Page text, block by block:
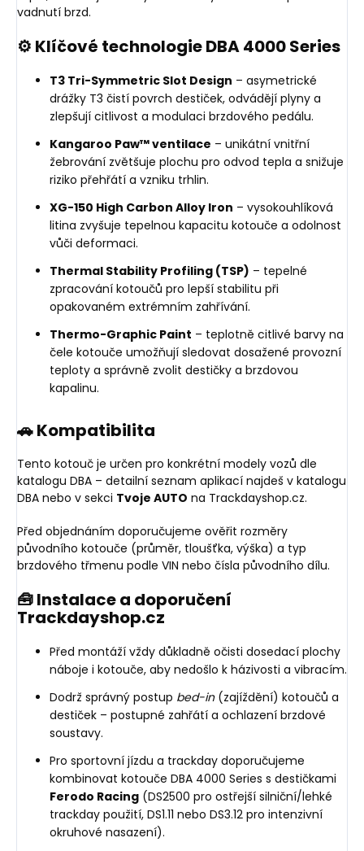
vadnutí brzd.
⚙️ Klíčové technologie DBA 4000 Series
T3 Tri-Symmetric Slot Design – asymetrické
drážky T3 čistí povrch destiček, odvádějí plyny a
zlepšují citlivost a modulaci brzdového pedálu.
Kangaroo Paw™ ventilace – unikátní vnitřní
žebrování zvětšuje plochu pro odvod tepla a snižuje
riziko přehřátí a vzniku trhlin.
XG-150 High Carbon Alloy Iron – vysokouhlíková
litina zvyšuje tepelnou kapacitu kotouče a odolnost
vůči deformaci.
Thermal Stability Profiling (TSP) – tepelné
zpracování kotoučů pro lepší stabilitu při
opakovaném extrémním zahřívání.
Thermo-Graphic Paint – teplotně citlivé barvy na
čele kotouče umožňují sledovat dosažené provozní
teploty a správně zvolit destičky a brzdovou
kapalinu.
🚗 Kompatibilita
Tento kotouč je určen pro konkrétní modely vozů dle
katalogu DBA – detailní seznam aplikací najdeš v katalogu
DBA nebo v sekci Tvoje AUTO na Trackdayshop.cz.
Před objednáním doporučujeme ověřit rozměry
původního kotouče (průměr, tloušťka, výška) a typ
brzdového třmenu podle VIN nebo čísla původního dílu.
🧰 Instalace a doporučení
Trackdayshop.cz
Před montáží vždy důkladně očisti dosedací plochy
náboje i kotouče, aby nedošlo k házivosti a vibracím.
Dodrž správný postup bed-in(zajíždění) kotoučů a
destiček – postupné zahřátí a ochlazení brzdové
soustavy.
Pro sportovní jízdu a trackday doporučujeme
kombinovat kotouče DBA 4000 Series s destičkami
Ferodo Racing (DS2500 pro ostřejší silniční/lehké
trackday použití, DS1.11 nebo DS3.12 pro intenzivní
okruhové nasazení).